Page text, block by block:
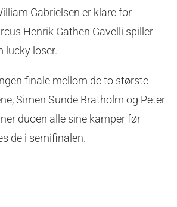
Gabrielsen er klare for
Henrik Gathen Gavelli spiller
lucky loser.
finale mellom de to største
Simen Sunde Bratholm og Peter
duoen alle sine kamper før
de i semifinalen.